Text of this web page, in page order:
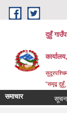
Skip to main content
दुहुँ
“समृद्ब
समाचार सूचना